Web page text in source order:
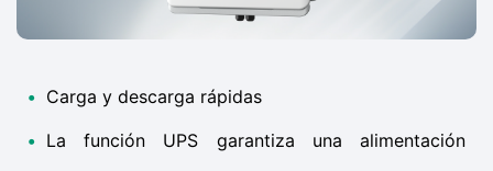
• Carga y descarga rápidas
• La función UPS garantiza una alimentación